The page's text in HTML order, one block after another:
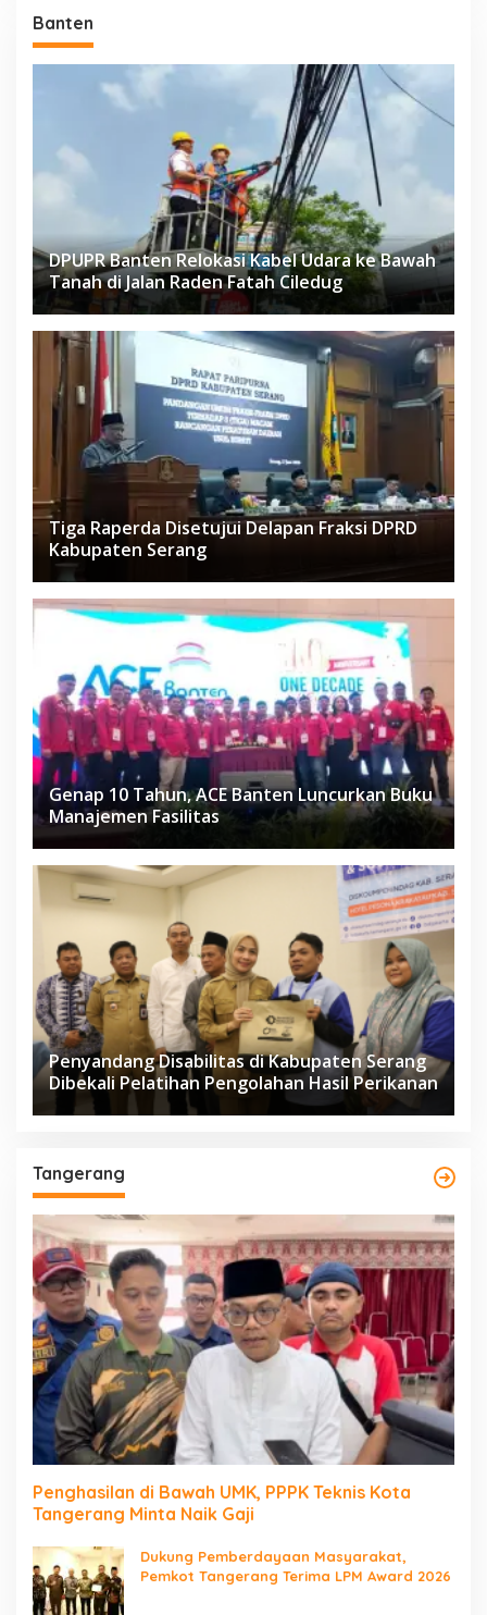
Banten
DPUPR Banten Relokasi Kabel Udara ke Bawah
Tanah di Jalan Raden Fatah Ciledug
Tiga Raperda Disetujui Delapan Fraksi DPRD
Kabupaten Serang
Genap 10 Tahun, ACE Banten Luncurkan Buku
Manajemen Fasilitas
Penyandang Disabilitas di Kabupaten Serang
Dibekali Pelatihan Pengolahan Hasil Perikanan
Tangerang
Penghasilan di Bawah UMK, PPPK Teknis Kota
Tangerang Minta Naik Gaji
Dukung Pemberdayaan Masyarakat,
Pemkot Tangerang Terima LPM Award 2026